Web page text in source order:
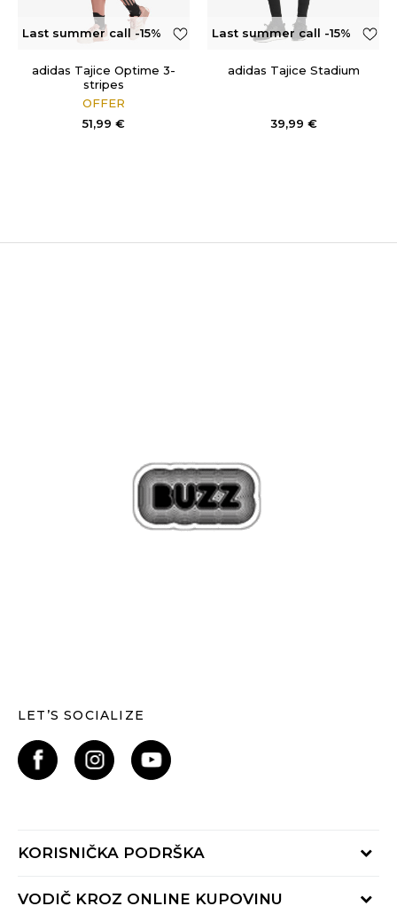
Last summer call -15%
OFF
adidas Tajice Optime 3-
stripes
OFFER
51,99 €
Last summer call -15%
OFFadidas Tajice Stadium
39,99 €
LET’S SOCIALIZE
KORISNIČKA PODRŠKA
Provjerite status narudžbe
VODIČ KROZ ONLINE KUPOVINU